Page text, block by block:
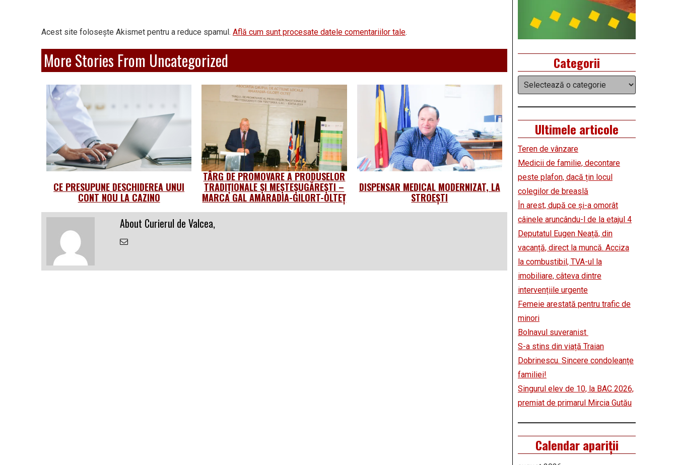
Acest site folosește Akismet pentru a reduce spamul. Află cum sunt procesate datele comentariilor tale.
More Stories From Uncategorized
CE PRESUPUNE DESCHIDEREA UNUI
CONT NOU LA CAZINO
TÂRG DE PROMOVARE A PRODUSELOR
TRADIȚIONALE ȘI MEȘTEȘUGĂREȘTI –
MARCA GAL AMARADIA-GILORT-OLTEȚ
DISPENSAR MEDICAL MODERNIZAT, LA
STROEȘTI
About Curierul de Valcea,
Email
Categorii
Categorii
Ultimele articole
Teren de vânzare
Medicii de familie, decontare
peste plafon, dacă țin locul
colegilor de breaslă
În arest, după ce și-a omorât
câinele aruncându-l de la etajul 4
Deputatul Eugen Neață, din
vacanță, direct la muncă. Acciza
la combustibil, TVA-ul la
imobiliare, câteva dintre
intervențiile urgente
Femeie arestată pentru trafic de
minori
Bolnavul suveranist
S-a stins din viață Traian
Dobrinescu. Sincere condoleanțe
familiei!
Singurul elev de 10, la BAC 2026,
premiat de primarul Mircia Gutău
Calendar apariții